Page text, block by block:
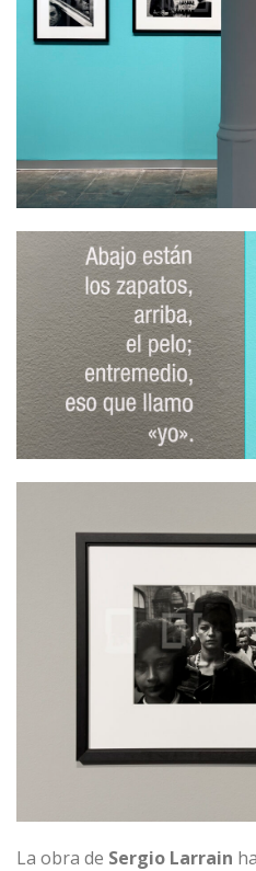
La obra de Sergio Larrain